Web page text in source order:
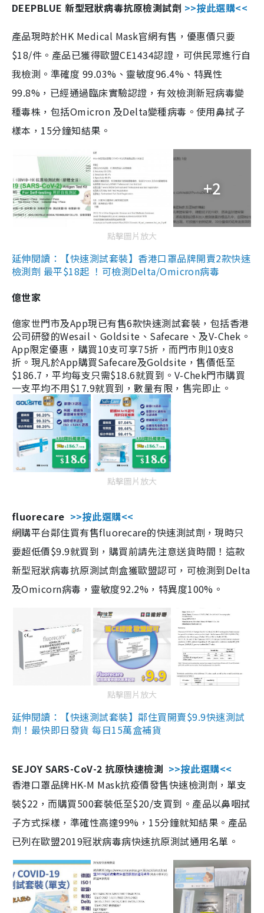
DEEPBLUE 新型冠狀病毒抗原檢測試劑 >>按此選購<<
產品現時於HK Medical Mask官網有售，優惠價只要
$18/件。產品已獲得歐盟CE1434認證，可供民眾進行自
我檢測。準確度 99.03%、靈敏度96.4%、特異性
99.8%，已經通過臨床實驗認證，有效檢測新冠病毒變
種毒株，包括Omicron 及Delta變種病毒。使用鼻拭子
樣本，15分鐘知結果。
+2
點擊圖片放大
延伸閱讀：【快速測試套裝】香港口罩品牌開賣2款快速
檢測劑 最平$18起 ！可檢測Delta/Omicron病毒
億世家
億家世門市及App現已有售6款快速測試套裝，包括香港
公司研發的Wesail、Goldsite、Safecare、及V-Chek。
App限定優惠，購買10支可享75折，而門市則10支8
折。現凡於App購買Safecare及Goldsite，售價低至
$186.7，平均每支只需$18.6就買到。V-Chek門市購買
一支平均不用$17.9就買到，數量有限，售完即止。
點擊圖片放大
fluorecare >>按此選購<<
網購平台鄰住買有售fluorecare的快速測試劑，現時只
要超低價$9.9就買到，購買前請先注意送貨時間！這款
新型冠狀病毒抗原測試劑盒獲歐盟認可，可檢測到Delta
及Omicorn病毒，靈敏度92.2%，特異度100%。
點擊圖片放大
延伸閱讀：【快速測試套裝】鄰住買開賣$9.9快速測試
劑！最快即日發貨 每日15萬盒補貨
SEJOY SARS-CoV-2 抗原快速檢測 >>按此選購<<
香港口罩品牌HK-M Mask抗疫價發售快速檢測劑，單支
裝$22，而購買500套裝低至$20/支買到。產品以鼻咽拭
子方式採樣，準確性高達99%，15分鐘就知結果。產品
已列在歐盟2019冠狀病毒病快速抗原測試通用名單。